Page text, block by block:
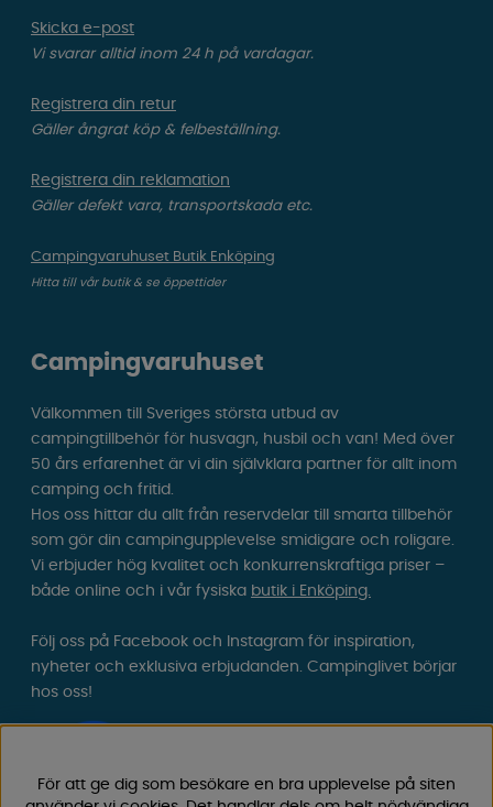
Skicka e-post
Vi svarar alltid inom 24 h på vardagar.
Registrera din retur
Gäller ångrat köp & felbeställning.
Registrera din reklamation
Gäller defekt vara, transportskada etc.
Campingvaruhuset Butik Enköping
Hitta till vår butik & se öppettider
Campingvaruhuset
Välkommen till Sveriges största utbud av
campingtillbehör för husvagn, husbil och van! Med över
50 års erfarenhet är vi din självklara partner för allt inom
camping och fritid.
Hos oss hittar du allt från reservdelar till smarta tillbehör
som gör din campingupplevelse smidigare och roligare.
Vi erbjuder hög kvalitet och konkurrenskraftiga priser –
både online och i vår fysiska butik i Enköping.
Följ oss på Facebook och Instagram för inspiration,
nyheter och exklusiva erbjudanden. Campinglivet börjar
hos oss!
För att ge dig som besökare en bra upplevelse på siten